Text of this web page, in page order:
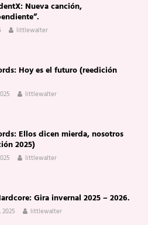
Nueva canción,
littlewalter
Hoy es el futuro (reedición
littlewalter
Ellos dicen mierda, nosotros
2025)
littlewalter
Gira invernal 2025 – 2026.
littlewalter